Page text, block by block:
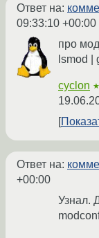
Ответ на:
09:33:10 +00:00
про
lsmod |
cyclon
Ответ на:
+00:00
Узнал.